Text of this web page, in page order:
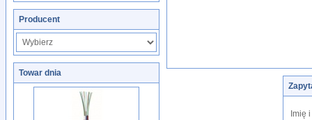
Producent
Towar dnia
Imię